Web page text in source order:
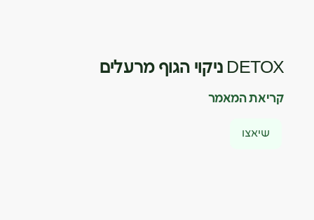
DETOX ניקוי הגוף מרעלים
קריאת המאמר
שיאצו